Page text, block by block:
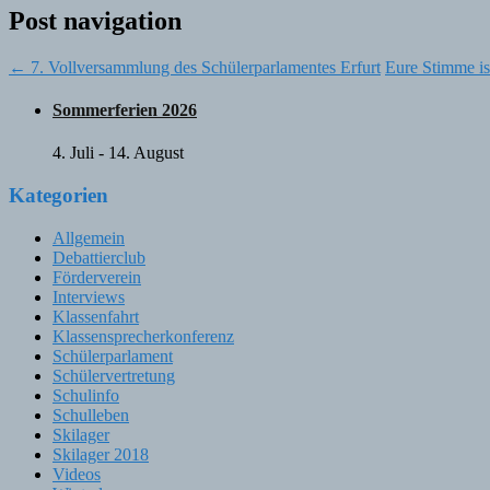
Post navigation
← 7. Vollversammlung des Schülerparlamentes Erfurt Eure Stimme
Sommerferien 2026
4. Juli - 14. August
Kategorien
Allgemein
Debattierclub
Förderverein
Interviews
Klassenfahrt
Klassensprecherkonferenz
Schülerparlament
Schülervertretung
Schulinfo
Schulleben
Skilager
Skilager 2018
Videos